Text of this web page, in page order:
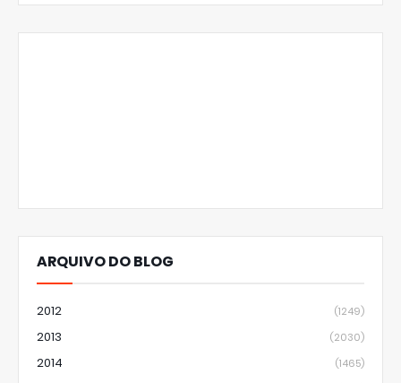
ARQUIVO DO BLOG
2012 (1249)
2013 (2030)
2014 (1465)